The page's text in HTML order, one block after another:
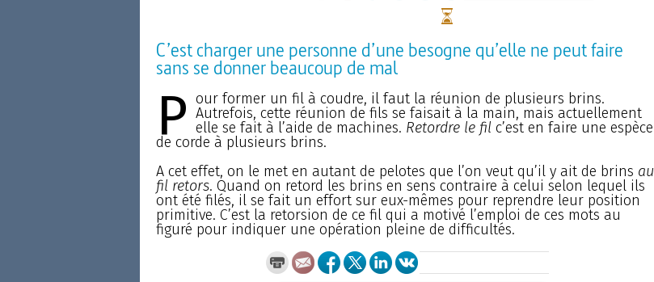
C’est charger une personne d’une besogne qu’elle ne peut faire
sans se donner beaucoup de mal
P our former un fil à coudre, il faut la réunion de plusieurs brins.
Autrefois, cette réunion de fils se faisait à la main, mais actuellement
elle se fait à l’aide de machines. Retordre le fil c’est en faire une espèce
de corde à plusieurs brins.
A cet effet, on le met en autant de pelotes que l’on veut qu’il y ait de brins au
fil retors. Quand on retord les brins en sens contraire à celui selon lequel ils
ont été filés, il se fait un effort sur eux-mêmes pour reprendre leur position
primitive. C’est la retorsion de ce fil qui a motivé l’emploi de ces mots au
figuré pour indiquer une opération pleine de difficultés.